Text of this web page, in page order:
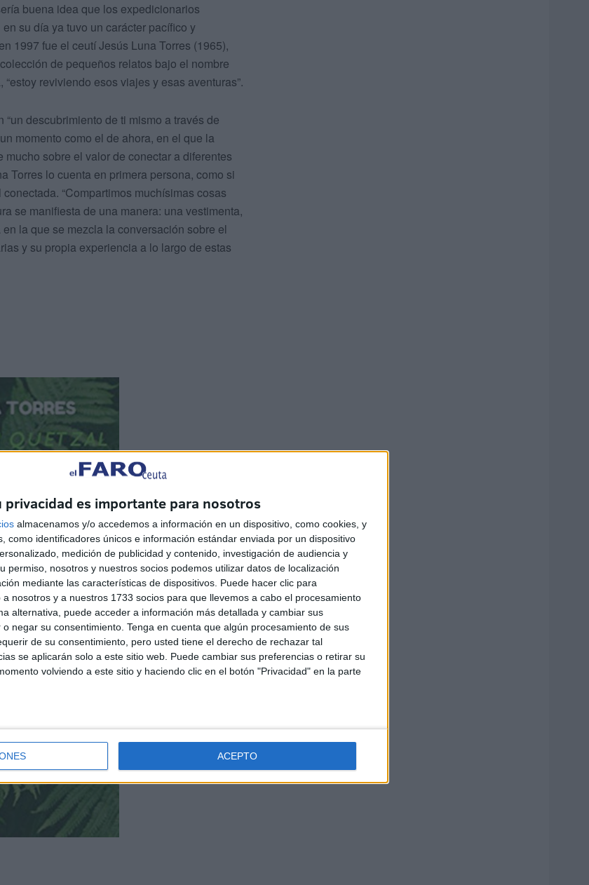
privacidad es importante para nosotros
almacenamos y/o accedemos a información en un dispositivo, como cookies, y
como identificadores únicos e información estándar enviada por un dispositivo
medición de publicidad y contenido, investigación de audiencia y
permiso, nosotros y nuestros socios podemos utilizar datos de localización
mediante las características de dispositivos. Puede hacer clic para
nosotros y a nuestros 1733 socios para que llevemos a cabo el procesamiento
alternativa, puede acceder a información más detallada y cambiar sus
negar su consentimiento. Tenga en cuenta que algún procesamiento de sus
de su consentimiento, pero usted tiene el derecho de rechazar tal
se aplicarán solo a este sitio web. Puede cambiar sus preferencias o retirar su
volviendo a este sitio y haciendo clic en el botón "Privacidad" en la parte
ACEPTO
buena idea que los expedicionarios
su día ya tuvo un carácter pacífico y
1997 fue el ceutí Jesús Luna Torres (1965),
de pequeños relatos bajo el nombre
reviviendo esos viajes y esas aventuras”.
descubrimiento de ti mismo a través de
momento como el de ahora, en el que la
sobre el valor de conectar a diferentes
Torres lo cuenta en primera persona, como si
“Compartimos muchísimas cosas
se manifiesta de una manera: una vestimenta,
la que se mezcla la conversación sobre el
y su propia experiencia a lo largo de estas